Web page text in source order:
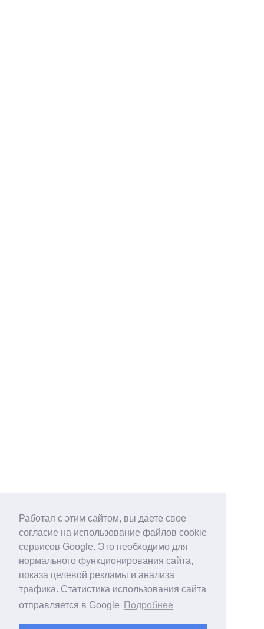
Работая с этим сайтом, вы даете свое
согласие на использование файлов cookie
сервисов Google. Это необходимо для
нормального функционирования сайта,
показа целевой рекламы и анализа
трафика. Статистика использования сайта
отправляется в Google
Подробнее